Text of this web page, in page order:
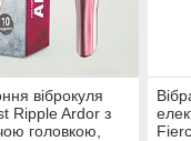
віброкуля
Ripple Ardor з
головкою,